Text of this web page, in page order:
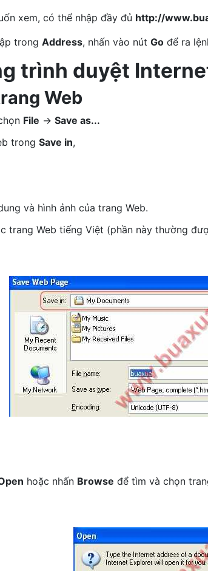
xem, có thể nhập đầy đủ http://
trong Address, nhấn vào nút Go để ra
trình duyệt
Web
File -> Save as...
trong Save in,
và hình ảnh của trang Web.
trang Web tiếng Việt (phần này thường
hoặc nhấn Browse để tìm và chọn